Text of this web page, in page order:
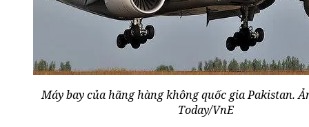
Máy bay của hãng hàng không quốc gia Pakistan.
Today/VnE